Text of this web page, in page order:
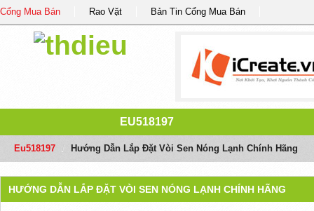
Cổng Mua Bán Rao Vặt Bản Tin Cổng Mua Bán
EU518197
Eu518197 Hướng Dẫn Lắp Đặt Vòi Sen Nóng Lạnh Chính Hãng
HƯỚNG DẪN LẮP ĐẶT VÒI SEN NÓNG LẠNH CHÍNH HÃNG